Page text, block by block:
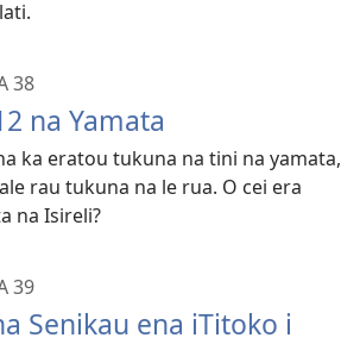
38
na Yamata
ka eratou tukuna na tini na yamata,
rau tukuna na le rua. O cei era
na Isireli?
39
Senikau ena iTitoko i